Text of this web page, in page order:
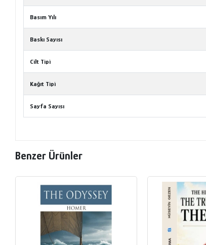
Basım Yılı
Baskı Sayısı
Cilt Tipi
Kağıt Tipi
Sayfa Sayısı
Benzer Ürünler